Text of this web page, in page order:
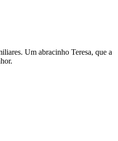
Um abracinho Teresa, que a